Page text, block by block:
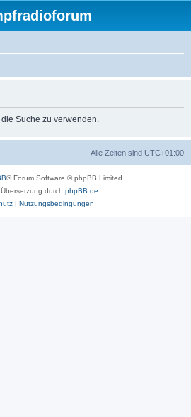
Suche zu verwenden.
Alle Zeiten sind UTC+01:00
® Forum Software © phpBB Limited
durch phpBB.de
| Nutzungsbedingungen